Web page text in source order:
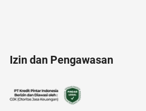
Izin dan Pengawasan